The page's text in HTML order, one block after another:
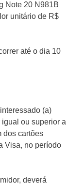
Note 20 N981B
unitário de R$
até o dia 10
(a)
ou superior a
dos cartões
Visa, no período
deverá